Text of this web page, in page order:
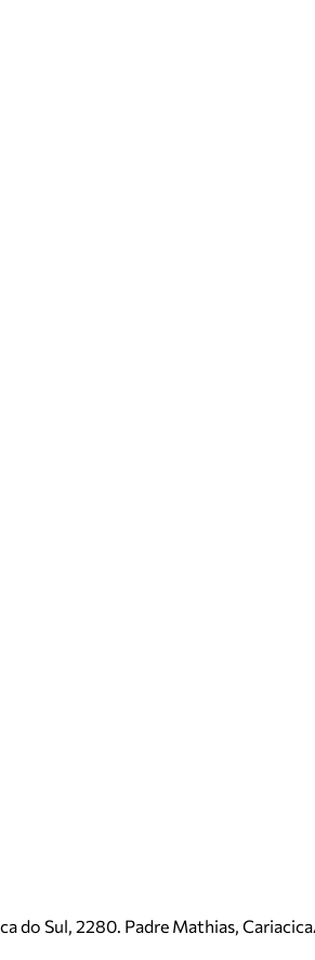
do Sul, 2280. Padre Mathias,